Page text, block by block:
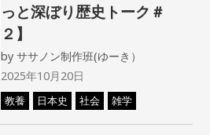
っと深ぼり歴史トーク＃
２】
byササノン制作班(ゆーき）
2025年10月20日
教養 日本史 社会 雑学